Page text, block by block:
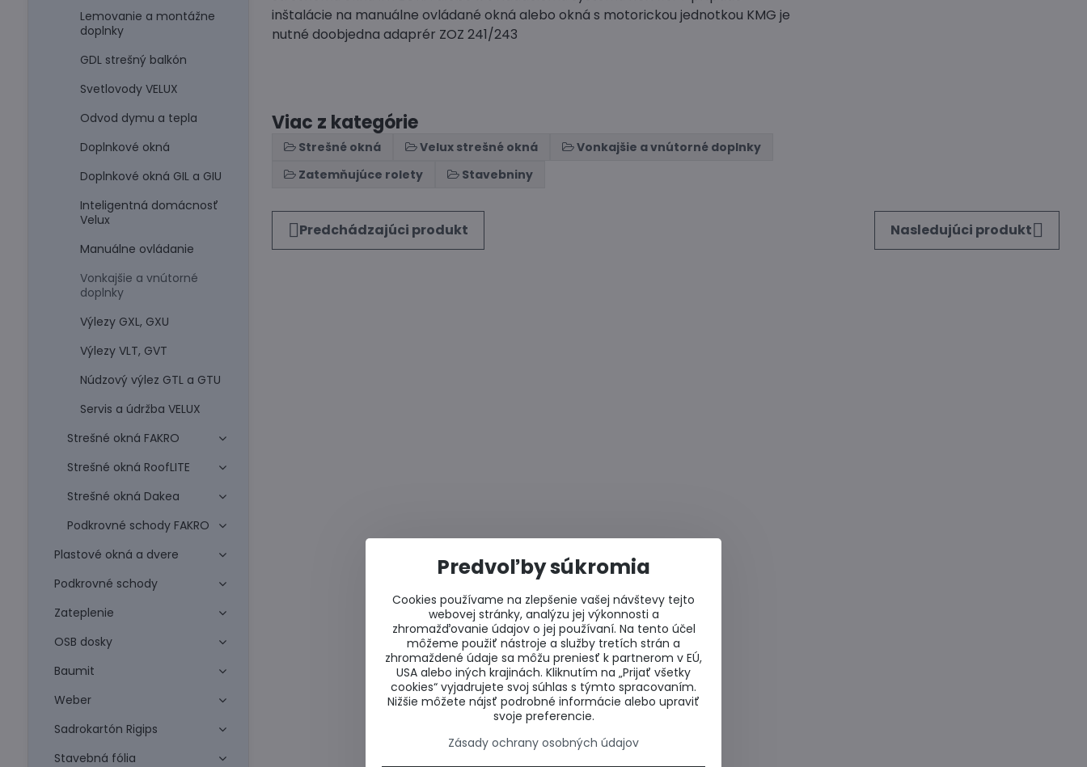
inštalácie na manuálne ovládané okná alebo okná s motorickou jednotkou KMG je
nutné doobjedna adaprér ZOZ 241/243
Viac z kategórie
Strešné okná Velux strešné okná
Vonkajšie a vnútorné doplnky
Zatemňujúce rolety
Stavebniny
Predchádzajúci produkt Nasledujúci produkt
Lemovanie a montážne
doplnky
GDL strešný balkón
Svetlovody VELUX
Odvod dymu a tepla
Doplnkové okná
Doplnkové okná GIL a GIU
Inteligentná domácnosť
Velux
Manuálne ovládanie
Vonkajšie a vnútorné
doplnky
Výlezy GXL, GXU
Výlezy VLT, GVT
Núdzový výlez GTL a GTU
Servis a údržba VELUX
Strešné okná FAKRO
Strešné okná RoofLITE
Strešné okná Dakea
Podkrovné schody FAKRO
Plastové okná a dvere
Podkrovné schody
Zateplenie
OSB dosky
Baumit
Weber
Sadrokartón Rigips
Stavebná fólia
Predvoľby súkromia
Cookies používame na zlepšenie vašej návštevy tejto
webovej stránky, analýzu jej výkonnosti a
zhromažďovanie údajov o jej používaní. Na tento účel
môžeme použiť nástroje a služby tretích strán a
zhromaždené údaje sa môžu preniesť k partnerom v EÚ,
USA alebo iných krajinách. Kliknutím na „Prijať všetky
cookies“ vyjadrujete svoj súhlas s týmto spracovaním.
Nižšie môžete nájsť podrobné informácie alebo upraviť
svoje preferencie.
Zásady ochrany osobných údajov